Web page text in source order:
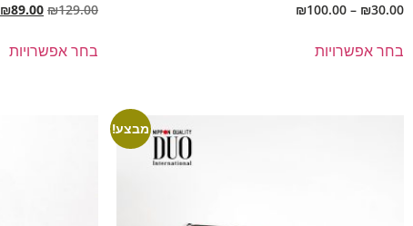
₪30.00
–
₪100.00
בחר אפשרויות
₪129.00
₪89.00
בחר אפשרויות
מבצע!